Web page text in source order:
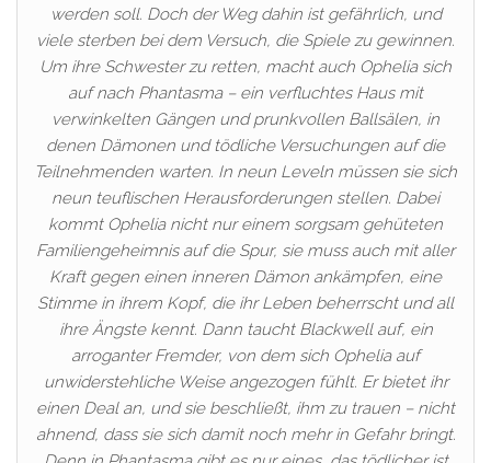
werden soll. Doch der Weg dahin ist gefährlich, und
viele sterben bei dem Versuch, die Spiele zu gewinnen.
Um ihre Schwester zu retten, macht auch Ophelia sich
auf nach Phantasma – ein verfluchtes Haus mit
verwinkelten Gängen und prunkvollen Ballsälen, in
denen Dämonen und tödliche Versuchungen auf die
Teilnehmenden warten. In neun Leveln müssen sie sich
neun teuflischen Herausforderungen stellen. Dabei
kommt Ophelia nicht nur einem sorgsam gehüteten
Familiengeheimnis auf die Spur, sie muss auch mit aller
Kraft gegen einen inneren Dämon ankämpfen, eine
Stimme in ihrem Kopf, die ihr Leben beherrscht und all
ihre Ängste kennt. Dann taucht Blackwell auf, ein
arroganter Fremder, von dem sich Ophelia auf
unwiderstehliche Weise angezogen fühlt. Er bietet ihr
einen Deal an, und sie beschließt, ihm zu trauen – nicht
ahnend, dass sie sich damit noch mehr in Gefahr bringt.